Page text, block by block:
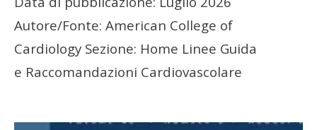
Autore/Fonte: American College of
Cardiology Sezione: Home Linee Guida
e Raccomandazioni Cardiovascolare